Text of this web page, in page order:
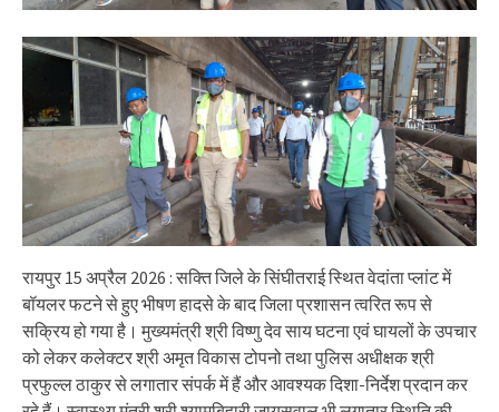
रायपुर 15 अप्रैल 2026 : सक्ति जिले के सिंघीतराई स्थित वेदांता प्लांट में
बॉयलर फटने से हुए भीषण हादसे के बाद जिला प्रशासन त्वरित रूप से
सक्रिय हो गया है। मुख्यमंत्री श्री विष्णु देव साय घटना एवं घायलों के उपचार
को लेकर कलेक्टर श्री अमृत विकास टोपनो तथा पुलिस अधीक्षक श्री
प्रफुल्ल ठाकुर से लगातार संपर्क में हैं और आवश्यक दिशा-निर्देश प्रदान कर